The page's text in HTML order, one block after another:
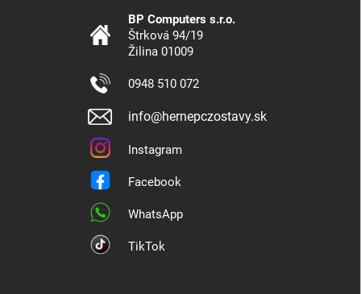
BP Computers s.r.o.
Štrková 94/19
Žilina 01009
0948 510 072
info@hernepczostavy.sk
Instagram
Facebook
WhatsApp
TikTok